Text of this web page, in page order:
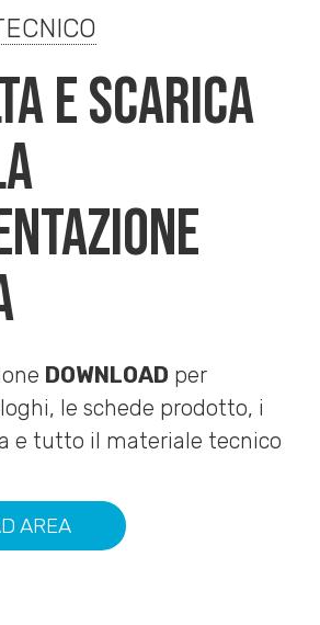
E SCARICA
DOWNLOAD per
le schede prodotto, i
e tutto il materiale tecnico
AREA